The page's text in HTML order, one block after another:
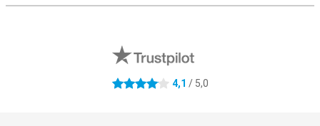
4.1 stjärnor 4,1 / 5,0